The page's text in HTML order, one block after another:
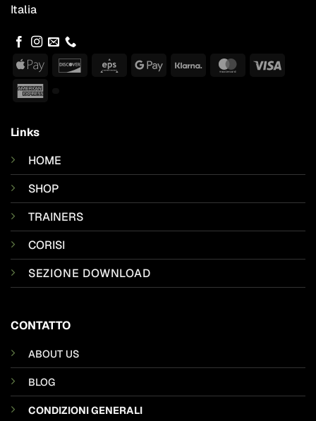
Italia
Apple
Discover Eps
GoogleKlarna MasterCard
Visa
Links
HOME
SHOP
TRAINERS
CORISI
SEZIONE DOWNLOAD
CONTATTO
ABOUT US
BLOG
CONDIZIONI GENERALI